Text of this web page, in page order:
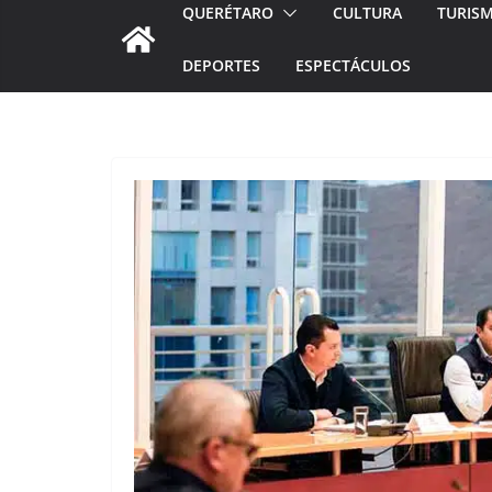
QUERÉTARO CULTURA
DEPORTES ESPECTÁCULOS